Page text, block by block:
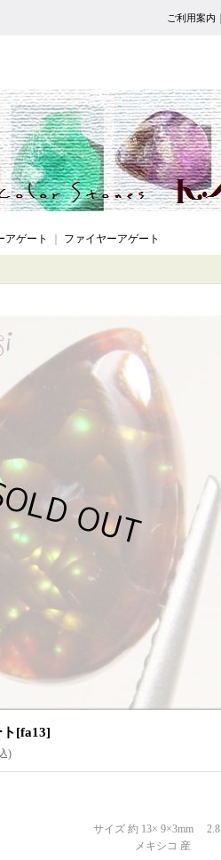
ご利用案内 ｜
アゲート ファイヤーアゲート
[fa13]
)
サイズ 約 13× 9×3mm
メキシコ 産